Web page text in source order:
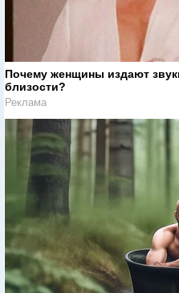
Почему женщины издают
близости?
Реклама